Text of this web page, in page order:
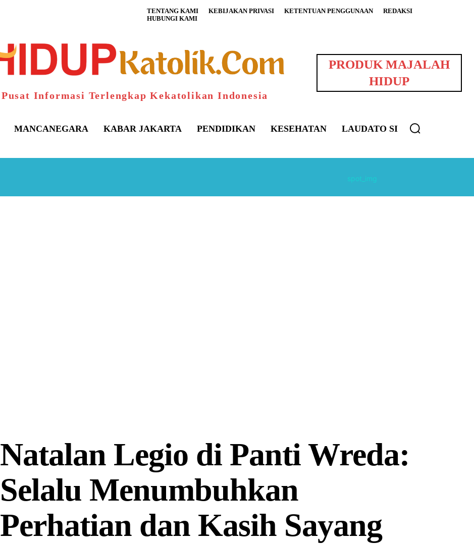
TENTANG KAMI KEBIJAKAN PRIVASI KETENTUAN PENGGUNAAN
REDAKSI
HUBUNGI KAMI
Pusat Informasi Terlengkap Kekatolikan Indonesia
PRODUK MAJALAH
HIDUP
MANCANEGARA KABAR JAKARTA PENDIDIKAN KESEHATAN LAUDATO SI
Natalan Legio di Panti Wreda:
Selalu Menumbuhkan
Perhatian dan Kasih Sayang